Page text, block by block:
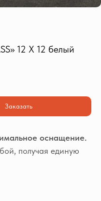
12 Х 12 белый
Заказать
оснащение.
получая единую